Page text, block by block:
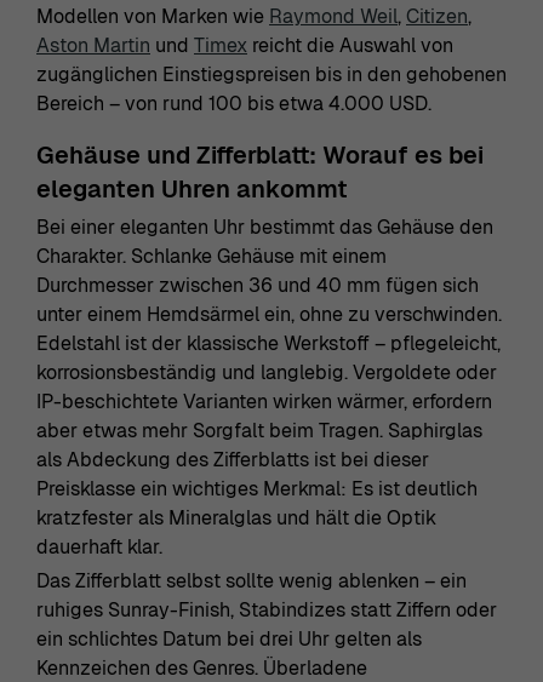
Modellen von Marken wie Raymond Weil, Citizen,
Aston Martin und Timex reicht die Auswahl von
zugänglichen Einstiegspreisen bis in den gehobenen
Bereich – von rund 100 bis etwa 4.000 USD.
Gehäuse und Zifferblatt: Worauf es bei
eleganten Uhren ankommt
Bei einer eleganten Uhr bestimmt das Gehäuse den
Charakter. Schlanke Gehäuse mit einem
Durchmesser zwischen 36 und 40 mm fügen sich
unter einem Hemdsärmel ein, ohne zu verschwinden.
Edelstahl ist der klassische Werkstoff – pflegeleicht,
korrosionsbeständig und langlebig. Vergoldete oder
IP-beschichtete Varianten wirken wärmer, erfordern
aber etwas mehr Sorgfalt beim Tragen. Saphirglas
als Abdeckung des Zifferblatts ist bei dieser
Preisklasse ein wichtiges Merkmal: Es ist deutlich
kratzfester als Mineralglas und hält die Optik
dauerhaft klar.
Das Zifferblatt selbst sollte wenig ablenken – ein
ruhiges Sunray-Finish, Stabindizes statt Ziffern oder
ein schlichtes Datum bei drei Uhr gelten als
Kennzeichen des Genres. Überladene